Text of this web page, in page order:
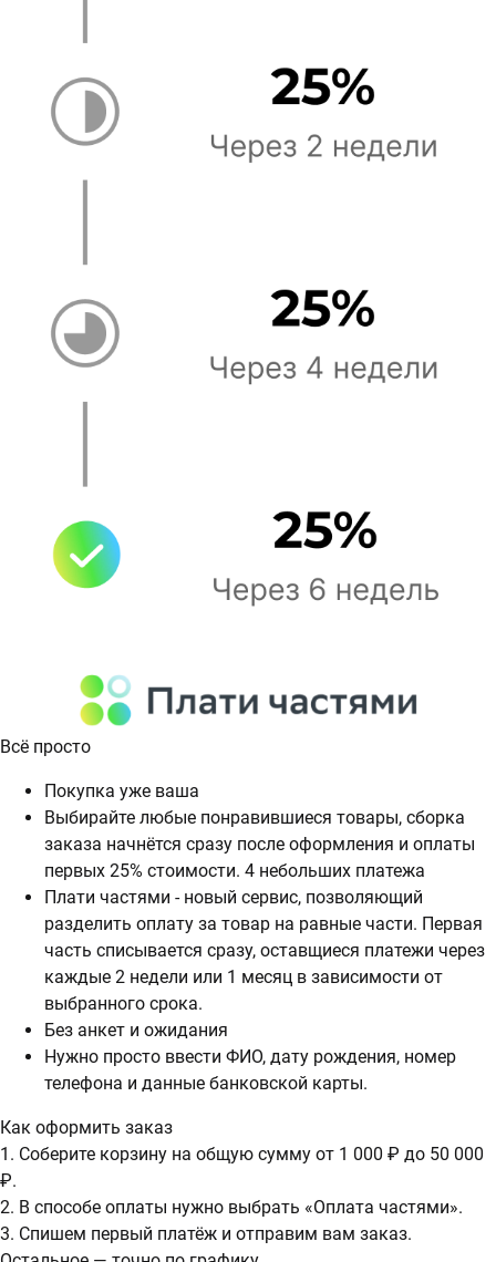
Всё просто
Покупка уже ваша
Выбирайте любые понравившиеся товары, сборка
заказа начнётся сразу после оформления и оплаты
первых 25% стоимости. 4 небольших платежа
Плати частями - новый сервис, позволяющий
разделить оплату за товар на равные части. Первая
часть списывается сразу, оставщиеся платежи через
каждые 2 недели или 1 месяц в зависимости от
выбранного срока.
Без анкет и ожидания
Нужно просто ввести ФИО, дату рождения, номер
телефона и данные банковской карты.
Как оформить заказ
1. Соберите корзину на общую сумму от 1 000 ₽ до 50 000
₽.
2. В способе оплаты нужно выбрать «Оплата частями».
3. Спишем первый платёж и отправим вам заказ.